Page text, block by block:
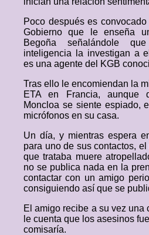
Poco después es
Gobierno que le enseña
Begoña señalándole
inteligencia la investigan a
es una agente del KGB
Tras ello le encomiendan la
ETA en Francia, aunque
Moncloa se siente espiado,
micrófonos en su casa.
Un día, y mientras espera
para uno de sus contactos,
que trataba muere
no se publica nada en la
contactar con un amigo
consiguiendo así que se
El amigo recibe a su vez una
le cuenta que los asesinos
comisaría.